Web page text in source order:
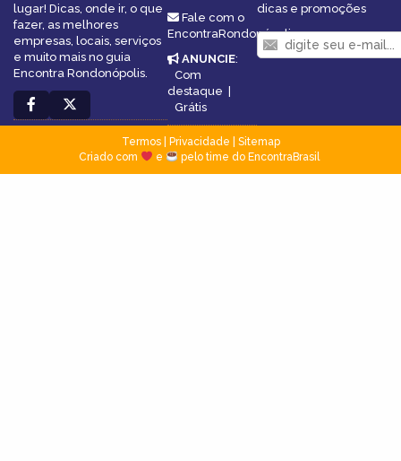
lugar! Dicas, onde ir, o que
fazer, as melhores
empresas, locais, serviços
e muito mais no guia
Encontra Rondonópolis.
Fale com o
EncontraRondonópolis
ANUNCIE:
Com
destaque |
Grátis
dicas e promoções
Termos| Privacidade
Sitemap
Criado com
e pelo time do EncontraBrasil